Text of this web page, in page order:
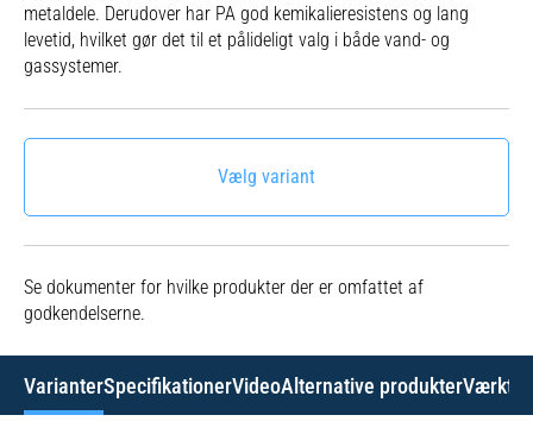
metaldele. Derudover har PA god kemikalieresistens og lang
levetid, hvilket gør det til et pålideligt valg i både vand- og
gassystemer.
Vælg variant
Se dokumenter for hvilke produkter der er omfattet af
godkendelserne.
VarianterSpecifikationerVideoAlternative produkterVærktøj